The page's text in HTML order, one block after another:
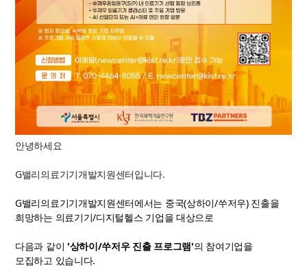
안녕하세요
G밸리의료기기개발지원센터입니다.
G밸리의료기기개발지원센터에서는 중국(상하이/쑤저우) 진출을
희망하는 의료기기/디지털헬스 기업을 대상으로
다음과 같이 '상하이/쑤저우 진출 프로그램'의 참여기업을
모집하고 있습니다.